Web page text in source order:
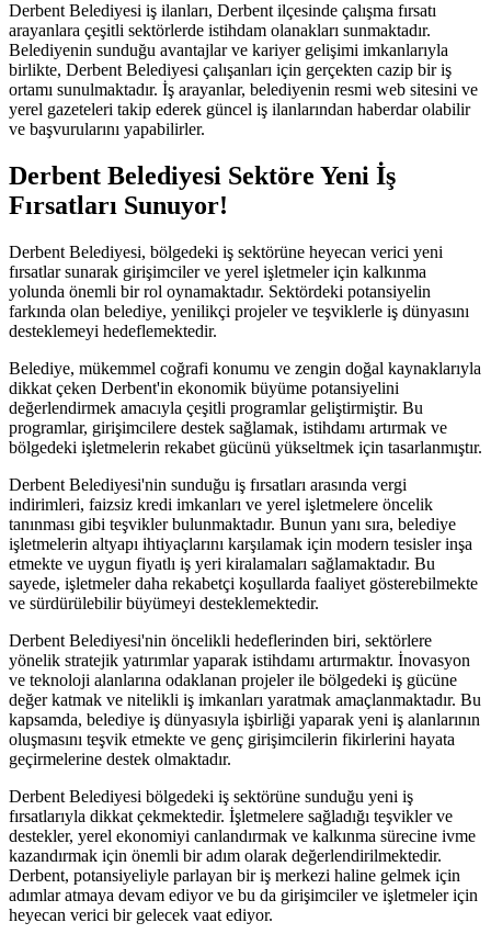
Derbent Belediyesi iş ilanları, Derbent ilçesinde çalışma fırsatı
arayanlara çeşitli sektörlerde istihdam olanakları sunmaktadır.
Belediyenin sunduğu avantajlar ve kariyer gelişimi imkanlarıyla
birlikte, Derbent Belediyesi çalışanları için gerçekten cazip bir iş
ortamı sunulmaktadır. İş arayanlar, belediyenin resmi web sitesini ve
yerel gazeteleri takip ederek güncel iş ilanlarından haberdar olabilir
ve başvurularını yapabilirler.
Derbent Belediyesi Sektöre Yeni İş
Fırsatları Sunuyor!
Derbent Belediyesi, bölgedeki iş sektörüne heyecan verici yeni
fırsatlar sunarak girişimciler ve yerel işletmeler için kalkınma
yolunda önemli bir rol oynamaktadır. Sektördeki potansiyelin
farkında olan belediye, yenilikçi projeler ve teşviklerle iş dünyasını
desteklemeyi hedeflemektedir.
Belediye, mükemmel coğrafi konumu ve zengin doğal kaynaklarıyla
dikkat çeken Derbent'in ekonomik büyüme potansiyelini
değerlendirmek amacıyla çeşitli programlar geliştirmiştir. Bu
programlar, girişimcilere destek sağlamak, istihdamı artırmak ve
bölgedeki işletmelerin rekabet gücünü yükseltmek için tasarlanmıştır.
Derbent Belediyesi'nin sunduğu iş fırsatları arasında vergi
indirimleri, faizsiz kredi imkanları ve yerel işletmelere öncelik
tanınması gibi teşvikler bulunmaktadır. Bunun yanı sıra, belediye
işletmelerin altyapı ihtiyaçlarını karşılamak için modern tesisler inşa
etmekte ve uygun fiyatlı iş yeri kiralamaları sağlamaktadır. Bu
sayede, işletmeler daha rekabetçi koşullarda faaliyet gösterebilmekte
ve sürdürülebilir büyümeyi desteklemektedir.
Derbent Belediyesi'nin öncelikli hedeflerinden biri, sektörlere
yönelik stratejik yatırımlar yaparak istihdamı artırmaktır. İnovasyon
ve teknoloji alanlarına odaklanan projeler ile bölgedeki iş gücüne
değer katmak ve nitelikli iş imkanları yaratmak amaçlanmaktadır. Bu
kapsamda, belediye iş dünyasıyla işbirliği yaparak yeni iş alanlarının
oluşmasını teşvik etmekte ve genç girişimcilerin fikirlerini hayata
geçirmelerine destek olmaktadır.
Derbent Belediyesi bölgedeki iş sektörüne sunduğu yeni iş
fırsatlarıyla dikkat çekmektedir. İşletmelere sağladığı teşvikler ve
destekler, yerel ekonomiyi canlandırmak ve kalkınma sürecine ivme
kazandırmak için önemli bir adım olarak değerlendirilmektedir.
Derbent, potansiyeliyle parlayan bir iş merkezi haline gelmek için
adımlar atmaya devam ediyor ve bu da girişimciler ve işletmeler için
heyecan verici bir gelecek vaat ediyor.